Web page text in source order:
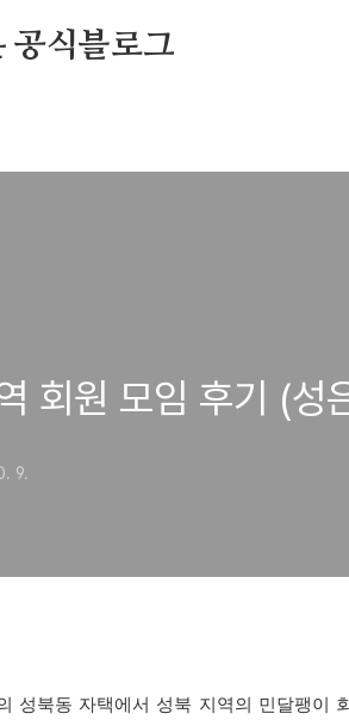
공식블로그
회원 모임 후기 (성
9.
성북동 자택에서 성북 지역의 민달팽이